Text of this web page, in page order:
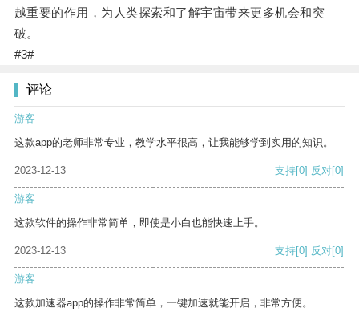
越重要的作用，为人类探索和了解宇宙带来更多机会和突
破。
#3#
评论
游客
这款app的老师非常专业，教学水平很高，让我能够学到实用的知识。
2023-12-13 支持[0] 反对[0]
游客
这款软件的操作非常简单，即使是小白也能快速上手。
2023-12-13 支持[0] 反对[0]
游客
这款加速器app的操作非常简单，一键加速就能开启，非常方便。